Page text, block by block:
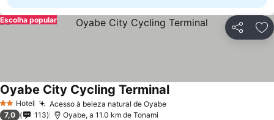
Partilhar
Escolha popular
2 Estrelas
Hotel Acesso à beleza natural de OyabeVer preços
Oyabe City Cycling TerminalVer preços
7,0 113 Oyabe, a 11.0 km de Tonami